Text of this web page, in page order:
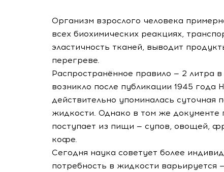
Организм взрослого человека
всех биохимических реакциях,
эластичность тканей, выводит
перегреве.
Распространённое правило — 2 литра
возникло после публикации 1945
действительно упоминалась суточная
жидкости. Однако в том же документе
поступает из пищи — супов, овощей,
кофе.
Сегодня наука советует более
потребность в жидкости варьируется